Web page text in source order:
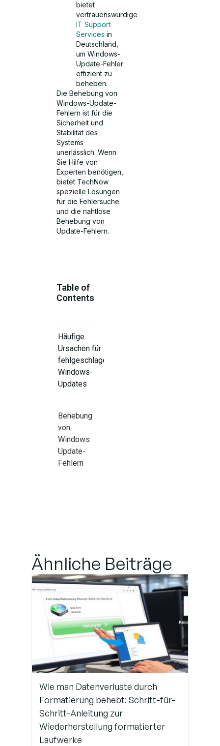
bietet
vertrauenswürdige
IT Support
Services in
Deutschland,
um Windows-
Update-Fehler
effizient zu
beheben.
Die Behebung von
Windows-Update-
Fehlern ist für die
Sicherheit und
Stabilität des
Systems
unerlässlich. Wenn
Sie Hilfe von
Experten benötigen,
bietet TechNow
spezielle Lösungen
für die Fehlersuche
und die nahtlose
Behebung von
Update-Fehlern.
Table of
Contents
Häufige
Ursachen für
fehlgeschlagene
Windows-
Updates
Behebung
von
Windows
Update-
Fehlern
Ähnliche Beiträge
Wie man Datenverluste durch
Formatierung behebt: Schritt-für-
Schritt-Anleitung zur
Wiederherstellung formatierter
Laufwerke